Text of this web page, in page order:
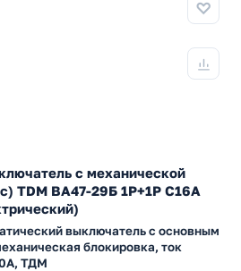
с механической
TDM ВА47-29Б 1Р+1Р С16А
выключатель с основным
блокировка, ток
ТДМ